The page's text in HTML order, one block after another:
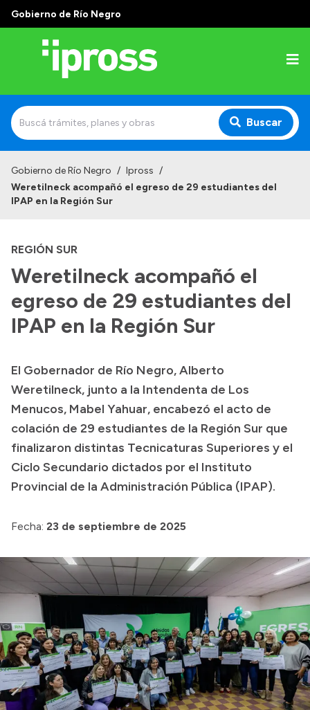
Gobierno de Río Negro
Buscar
Institucional
Autoridades
Delegaciones
Consultorios Propios
Presentación CV
Transparencia
Inversión en Salud
Licitaciones
Consulta de expedientes
Gobierno de Río Negro / Ipross /
Weretilneck acompañó el egreso de 29 estudiantes del
IPAP en la Región Sur
REGIÓN SUR
Weretilneck acompañó el
egreso de 29 estudiantes del
IPAP en la Región Sur
El Gobernador de Río Negro, Alberto
Weretilneck, junto a la Intendenta de Los
Menucos, Mabel Yahuar, encabezó el acto de
colación de 29 estudiantes de la Región Sur que
finalizaron distintas Tecnicaturas Superiores y el
Ciclo Secundario dictados por el Instituto
Provincial de la Administración Pública (IPAP).
Fecha: 23 de septiembre de 2025